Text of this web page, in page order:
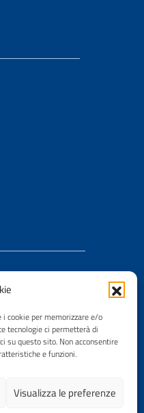
cookie per memorizzare e/o
tecnologie ci permetterà di
su questo sito. Non acconsentire
e funzioni.
Visualizza le preferenze